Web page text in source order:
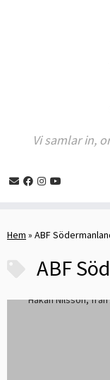
to
Vi samlar in,
Hem » ABF
ABF